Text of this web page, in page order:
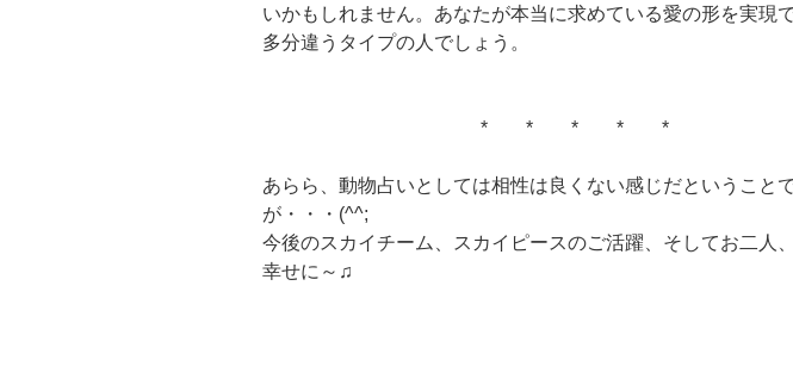
いかもしれません。あなたが本当に求めている愛の形を実現
多分違うタイプの人でしょう。
* * * * *
あらら、動物占いとしては相性は良くない感じだということ
が・・・(^^;
今後のスカイチーム、スカイピースのご活躍、そしてお二人
幸せに～♫